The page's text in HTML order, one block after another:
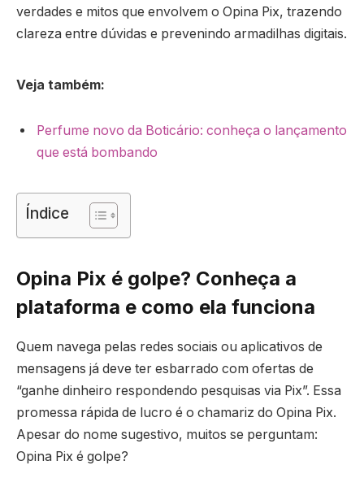
verdades e mitos que envolvem o Opina Pix, trazendo
clareza entre dúvidas e prevenindo armadilhas digitais.
Veja também:
Perfume novo da Boticário: conheça o lançamento
que está bombando
Índice
Opina Pix é golpe? Conheça a
plataforma e como ela funciona
Quem navega pelas redes sociais ou aplicativos de
mensagens já deve ter esbarrado com ofertas de
“ganhe dinheiro respondendo pesquisas via Pix”. Essa
promessa rápida de lucro é o chamariz do Opina Pix.
Apesar do nome sugestivo, muitos se perguntam:
Opina Pix é golpe?